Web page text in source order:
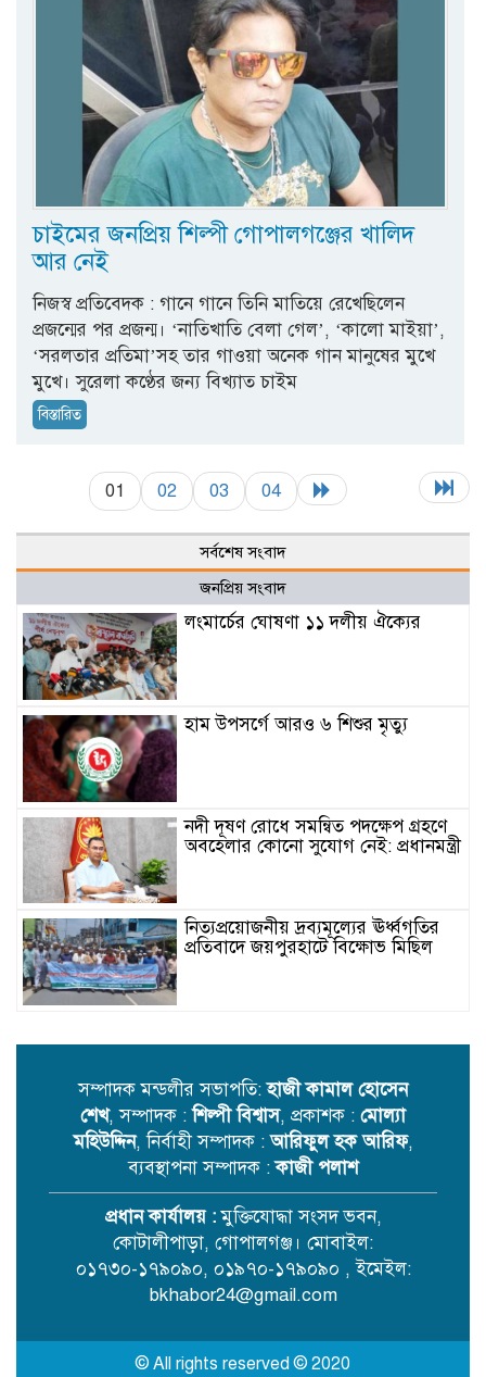
চাইমের জনপ্রিয় শিল্পী গোপালগঞ্জের খালিদ
আর নেই
নিজস্ব প্রতিবেদক : গানে গানে তিনি মাতিয়ে রেখেছিলেন
প্রজন্মের পর প্রজন্ম। ‘নাতিখাতি বেলা গেল’, ‘কালো মাইয়া’,
‘সরলতার প্রতিমা’সহ তার গাওয়া অনেক গান মানুষের মুখে
মুখে। সুরেলা কণ্ঠের জন্য বিখ্যাত চাইম
বিস্তারিত
01 02 03 04
সর্বশেষ সংবাদ
জনপ্রিয় সংবাদ
লংমার্চের ঘোষণা ১১ দলীয় ঐক্যের
হাম উপসর্গে আরও ৬ শিশুর মৃত্যু
নদী দূষণ রোধে সমন্বিত পদক্ষেপ গ্রহণে
অবহেলার কোনো সুযোগ নেই: প্রধানমন্ত্রী
নিত্যপ্রয়োজনীয় দ্রব্যমূল্যের ঊর্ধ্বগতির
প্রতিবাদে জয়পুরহাটে বিক্ষোভ মিছিল
স্বাভাবিক হবে: জ্বালানি মন্ত্রী
রাষ্ট্রপতি নির্বাচনে ভোটার কারা
পদোন্নতি পেলেন জ্বালানি মন্ত্রণালয়ের
অতিরিক্ত সচিব
মাহবুব আলী খানের দোয়া মাহফিলে
অংশ নিলেন প্রধানমন্ত্রী
সম্পাদক মন্ডলীর সভাপতি:হাজী কামাল হোসেন
শেখ, সম্পাদক :শিল্পী বিশ্বাস, প্রকাশক : মোল্যা
মহিউদ্দিন, নির্বাহী সম্পাদক :আরিফুল হক আরিফ,
ব্যবস্থাপনা সম্পাদক :কাজী পলাশ
প্রধান কার্যালয় :মুক্তিযোদ্ধা সংসদ ভবন,
কোটালীপাড়া, গোপালগঞ্জ। মোবাইল:
০১৭৩০-১৭৯০৯০, ০১৯৭০-১৭৯০৯০ , ইমেইল:
bkhabor24@gmail.com
© All rights reserved © 2020